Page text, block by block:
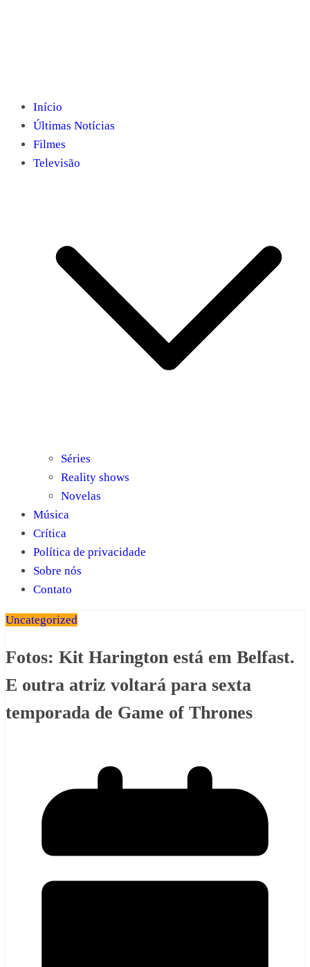
Início
Últimas Notícias
Filmes
Televisão
Séries
Reality shows
Novelas
Música
Crítica
Política de privacidade
Sobre nós
Contato
Uncategorized
Fotos: Kit Harington está em Belfast.
E outra atriz voltará para sexta
temporada de Game of Thrones